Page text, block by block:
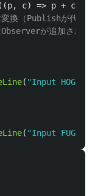
((p, c) => p + c
換（Publishが代表
が追加された
( "Input HOGE"
( "Input FUGA"